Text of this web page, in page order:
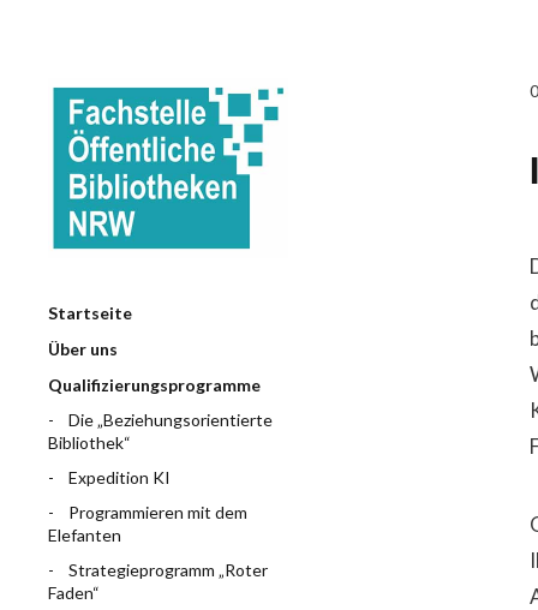
Startseite
Über uns
Qualifizierungsprogramme
Die „Beziehungsorientierte
Bibliothek“
Expedition KI
Programmieren mit dem
Elefanten
Strategieprogramm „Roter
Faden“